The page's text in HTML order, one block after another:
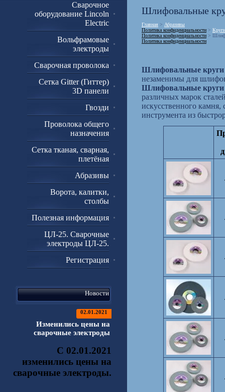
Сварочное
оборудование Lincoln
Electric
Вольфрамовые
электроды
Сварочная проволока
Сетка Gitter (Гиттер)
3D панели
Гвозди
Проволока общего
назначения
Сетка тканая, сварная,
плетёная
Абразивы
Ворота, калитки,
столбы
Полезная информация
ЦЛ-25. Сварочные
электроды ЦЛ-25.
Регистрация
Новости
02.01.2021
Изменились цены на
сварочные электроды
С 02.01.2021
изменились цены на
сварочные электроды.
Шлифовальные
Главная > Абразивы
Политика конфиденциальности >
Политика конфиденциальности >
Политика конфиденциальности
Шлифовальные круги
незаменимы для
Шлифовальные круги
различных марок
искусственного камня,
инструмента из